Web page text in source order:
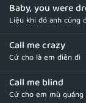
Baby, you were
Liệu khi đó anh
Call me crazy
Cứ cho là em điên đi
Call me blind
Cứ cho em mù